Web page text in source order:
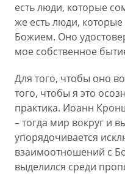
есть люди, которые
же есть люди,
Божием. Оно
мое собственное
Для того, чтобы оно
того, чтобы я это
практика. Иоанн
– тогда мир вокруг и
упорядочивается
взаимоотношений с
выделился среди